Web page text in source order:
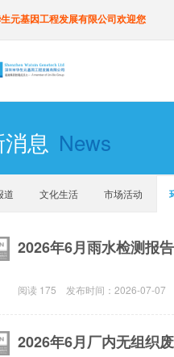
元基因工程发展有限公司欢迎您
息 News
道 文化生活 市场活动
2026年6月雨水检测报告
阅读 175 发布时间：2026-07-07